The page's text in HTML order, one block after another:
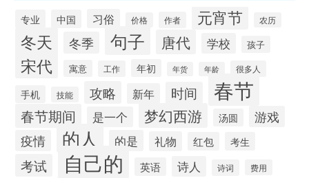
专业 中国 习俗 价格 作者 元宵节 农历
冬天 冬季 句子 唐代 学校 孩子
宋代 寓意 工作 年初 年货 年龄 很多人
手机 技能 攻略 新年 时间 春节
春节期间 是一个 梦幻西游 汤圆
游戏
疫情
的人 的是 礼物 红包 考生
考试 自己的 英语 诗人 诗词 费用